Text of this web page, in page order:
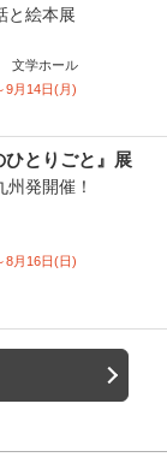
と絵本展
文学ホール
9月14日(月)
とりごと』展
発開催！
8月16日(日)